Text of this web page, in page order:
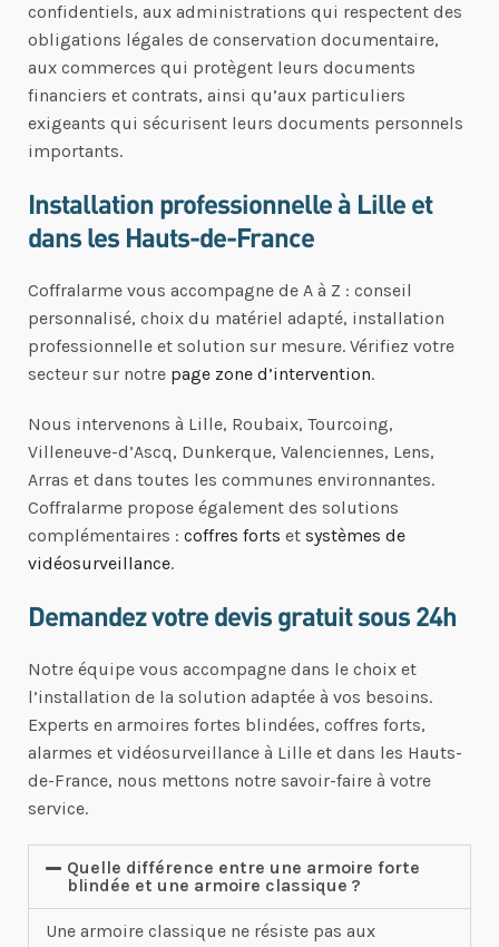
confidentiels, aux administrations qui respectent des
obligations légales de conservation documentaire,
aux commerces qui protègent leurs documents
financiers et contrats, ainsi qu’aux particuliers
exigeants qui sécurisent leurs documents personnels
importants.
Installation professionnelle à Lille et
dans les Hauts-de-France
Coffralarme vous accompagne de A à Z : conseil
personnalisé, choix du matériel adapté, installation
professionnelle et solution sur mesure. Vérifiez votre
secteur sur notre page zone d’intervention.
Nous intervenons à Lille, Roubaix, Tourcoing,
Villeneuve-d’Ascq, Dunkerque, Valenciennes, Lens,
Arras et dans toutes les communes environnantes.
Coffralarme propose également des solutions
complémentaires : coffres forts et systèmes de
vidéosurveillance.
Demandez votre devis gratuit sous 24h
Notre équipe vous accompagne dans le choix et
l’installation de la solution adaptée à vos besoins.
Experts en armoires fortes blindées, coffres forts,
alarmes et vidéosurveillance à Lille et dans les Hauts-
de-France, nous mettons notre savoir-faire à votre
service.
Quelle différence entre une armoire forte
blindée et une armoire classique ?
Une armoire classique ne résiste pas aux